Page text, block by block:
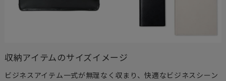
収納アイテムのサイズイメージ
ビジネスアイテム一式が無理なく収まり、快適なビジネスシーン